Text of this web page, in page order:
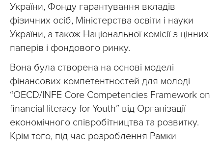
України, Фонду гарантування вкладів
фізичних осіб, Міністерства освіти і науки
України, а також Національної комісії з цінних
паперів і фондового ринку.
Вона була створена на основі моделі
фінансових компетентностей для молоді
“OECD/INFE Core Competencies Framework on
financial literacy for Youth” від Організації
економічного співробітництва та розвитку.
Крім того, під час розроблення Рамки